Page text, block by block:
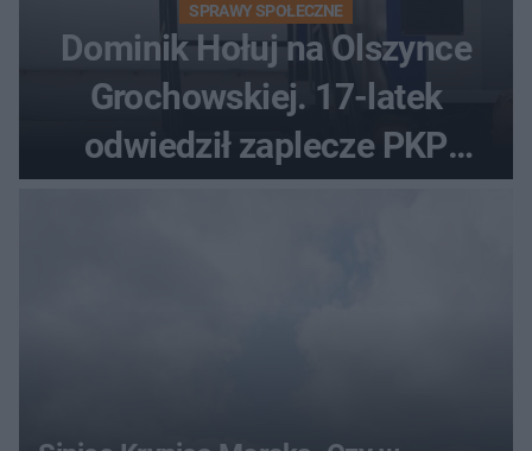
SPRAWY SPOŁECZNE
Dominik Hołuj na Olszynce
Grochowskiej. 17-latek
odwiedził zaplecze PKP